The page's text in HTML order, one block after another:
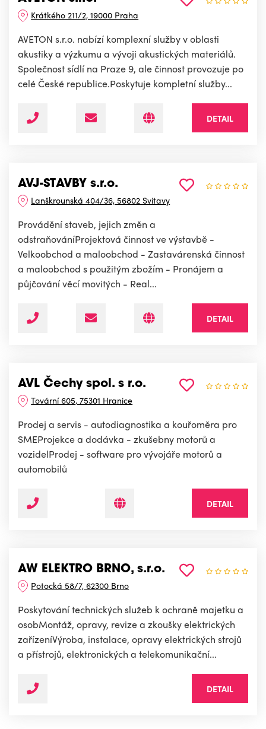
Krátkého 211/2, 19000 Praha
AVETON s.r.o. nabízí komplexní služby v oblasti
akustiky a výzkumu a vývoji akustických materiálů.
Společnost sídlí na Praze 9, ale činnost provozuje po
celé České republice.Poskytuje kompletní služby...
DETAIL
AVJ-STAVBY s.r.o.
Lanškrounská 404/36, 56802 Svitavy
Provádění staveb, jejich změn a
odstraňováníProjektová činnost ve výstavbě -
Velkoobchod a maloobchod - Zastavárenská činnost
a maloobchod s použitým zbožím - Pronájem a
půjčování věcí movitých - Real...
DETAIL
AVL Čechy spol. s r.o.
Tovární 605, 75301 Hranice
Prodej a servis - autodiagnostika a kouřoměra pro
SMEProjekce a dodávka - zkušebny motorů a
vozidelProdej - software pro vývojáře motorů a
automobilů
DETAIL
AW ELEKTRO BRNO, s.r.o.
Potocká 58/7, 62300 Brno
Poskytování technických služeb k ochraně majetku a
osobMontáž, opravy, revize a zkoušky elektrických
zařízeníVýroba, instalace, opravy elektrických strojů
a přístrojů, elektronických a telekomunikační...
DETAIL